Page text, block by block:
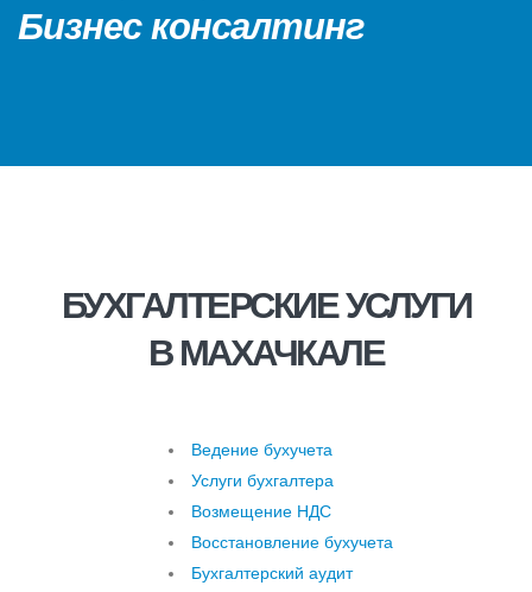
Бизнес консалтинг
БУХГАЛТЕРСКИЕ УСЛУГИ
В МАХАЧКАЛЕ
Ведение бухучета
Услуги бухгалтера
Возмещение НДС
Восстановление бухучета
Бухгалтерский аудит